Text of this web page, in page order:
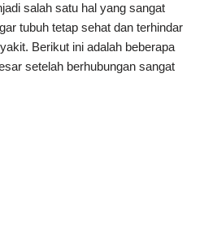
salah satu hal yang sangat
tubuh tetap sehat dan terhindar
Berikut ini adalah beberapa
setelah berhubungan sangat